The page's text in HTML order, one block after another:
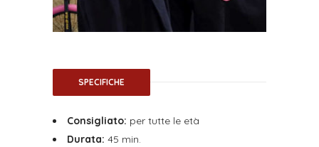
SPECIFICHE
Consigliato: per tutte le età
Durata: 45 min.